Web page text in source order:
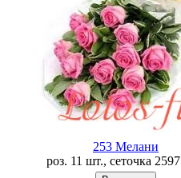
253 Мелани
роз. 11 шт., сеточка 2597